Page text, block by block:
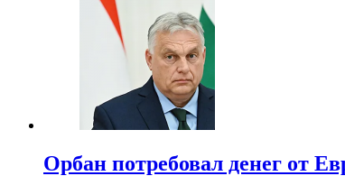
Орбан потребовал денег от